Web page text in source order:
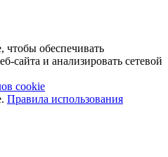
обеспечивать
сайта и анализировать сетевой
cookie
Правила использования